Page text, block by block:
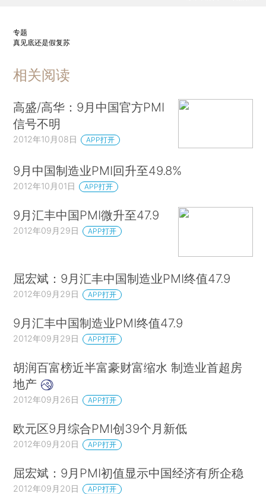
专题
真见底还是假复苏
相关阅读
高盛/高华：9月中国官方PMI
信号不明
2012年10月08日 APP打开
9月中国制造业PMI回升至49.8%
2012年10月01日 APP打开
9月汇丰中国PMI微升至47.9
2012年09月29日 APP打开
屈宏斌：9月汇丰中国制造业PMI终值47.9
2012年09月29日 APP打开
9月汇丰中国制造业PMI终值47.9
2012年09月29日 APP打开
胡润百富榜近半富豪财富缩水 制造业首超房
地产
2012年09月26日 APP打开
欧元区9月综合PMI创39个月新低
2012年09月20日 APP打开
屈宏斌：9月PMI初值显示中国经济有所企稳
2012年09月20日 APP打开